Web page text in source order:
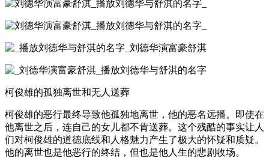
柯俊雄的孤独离世和无人送葬
柯俊雄的恶行最终导致他孤独地离世，他的恶名远播。即使在
他离世之后，连自己的女儿都不肯送葬。这个残酷的事实让人
们对柯俊雄的道德底线和人格魅力产生了极大的怀疑和质疑。
他的离世也是他恶行的终结，但也是他人生的悲剧收场。